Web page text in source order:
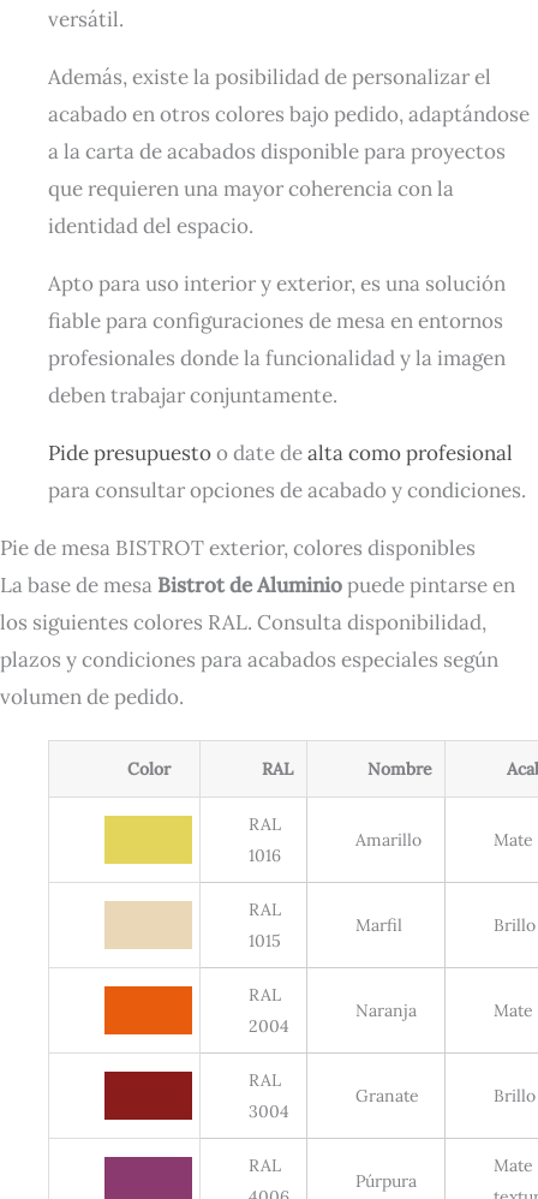
versátil.
Además, existe la posibilidad de personalizar el
acabado en otros colores bajo pedido, adaptándose
a la carta de acabados disponible para proyectos
que requieren una mayor coherencia con la
identidad del espacio.
Apto para uso interior y exterior, es una solución
fiable para configuraciones de mesa en entornos
profesionales donde la funcionalidad y la imagen
deben trabajar conjuntamente.
Pide presupuestoo date dealta como profesional
para consultar opciones de acabado y condiciones.
Pie de mesa BISTROT exterior, colores disponibles
La base de mesa Bistrot de Aluminiopuede pintarse en
los siguientes colores RAL. Consulta disponibilidad,
plazos y condiciones para acabados especiales según
volumen de pedido.
Color RAL Nombre
RAL
1016
Amarillo Mate
RAL
1015
Marfil Brillo
RAL
2004
Naranja Mate
RAL
3004
Granate Brillo
RAL
Púrpura
Mate